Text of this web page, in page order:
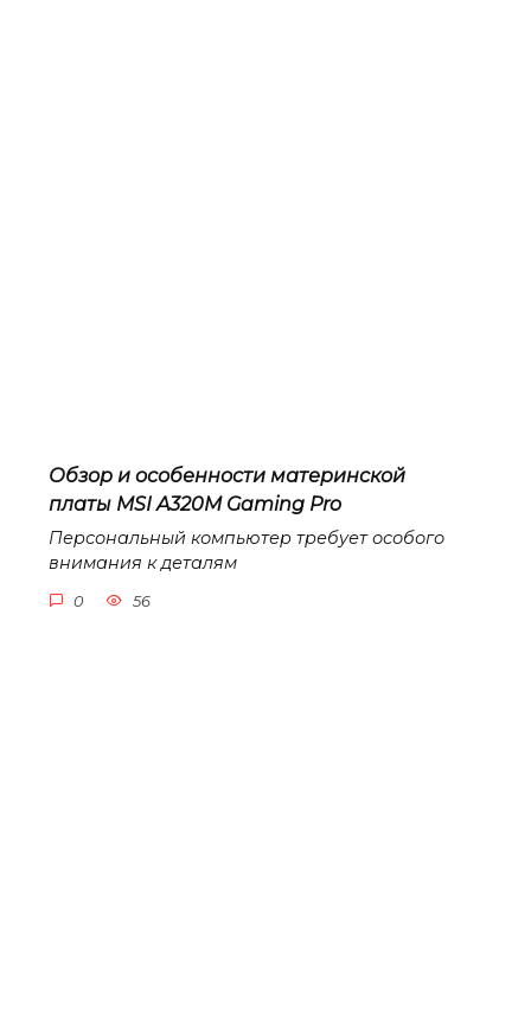
Обзор и особенности материнской
платы MSI A320M Gaming Pro
Персональный компьютер требует особого
внимания к деталям
0 56